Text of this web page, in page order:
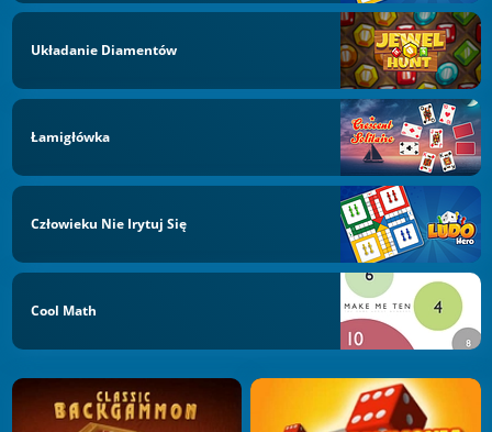
Układanie Diamentów
Łamigłówka
Człowieku Nie Irytuj Się
Cool Math